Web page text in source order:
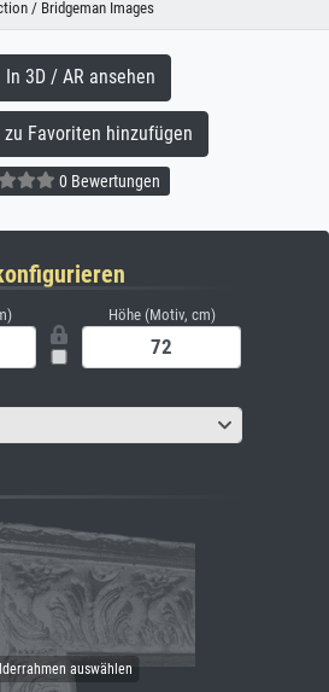
/ Bridgeman Images
In 3D / AR ansehen
Favoriten hinzufügen
0 Bewertungen
Höhe (Motiv, cm)